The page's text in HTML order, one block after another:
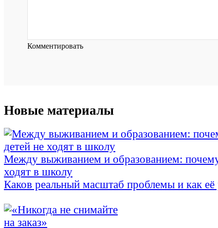
Комментировать
Новые материалы
Между выживанием и образованием:
ходят в школу
Каков реальный масштаб проблемы и как её